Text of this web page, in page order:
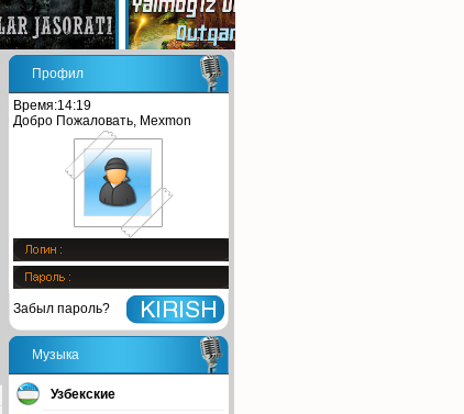
Профил
Время:14:19
Добро Пожаловать, Mexmon
Забыл пароль?
Музыка
Узбекские